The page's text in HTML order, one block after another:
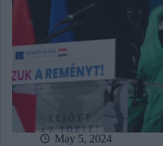
May 5, 2024